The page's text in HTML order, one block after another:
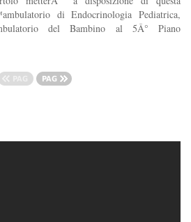
di Endocrinologia Pediatrica,
del Bambino al 5Â° Piano